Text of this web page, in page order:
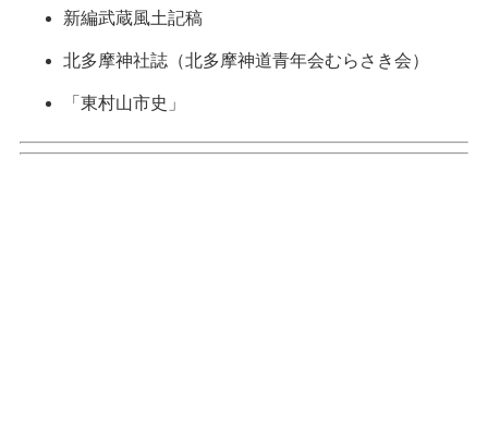
新編武蔵風土記稿
北多摩神社誌（北多摩神道青年会むらさき会）
「東村山市史」